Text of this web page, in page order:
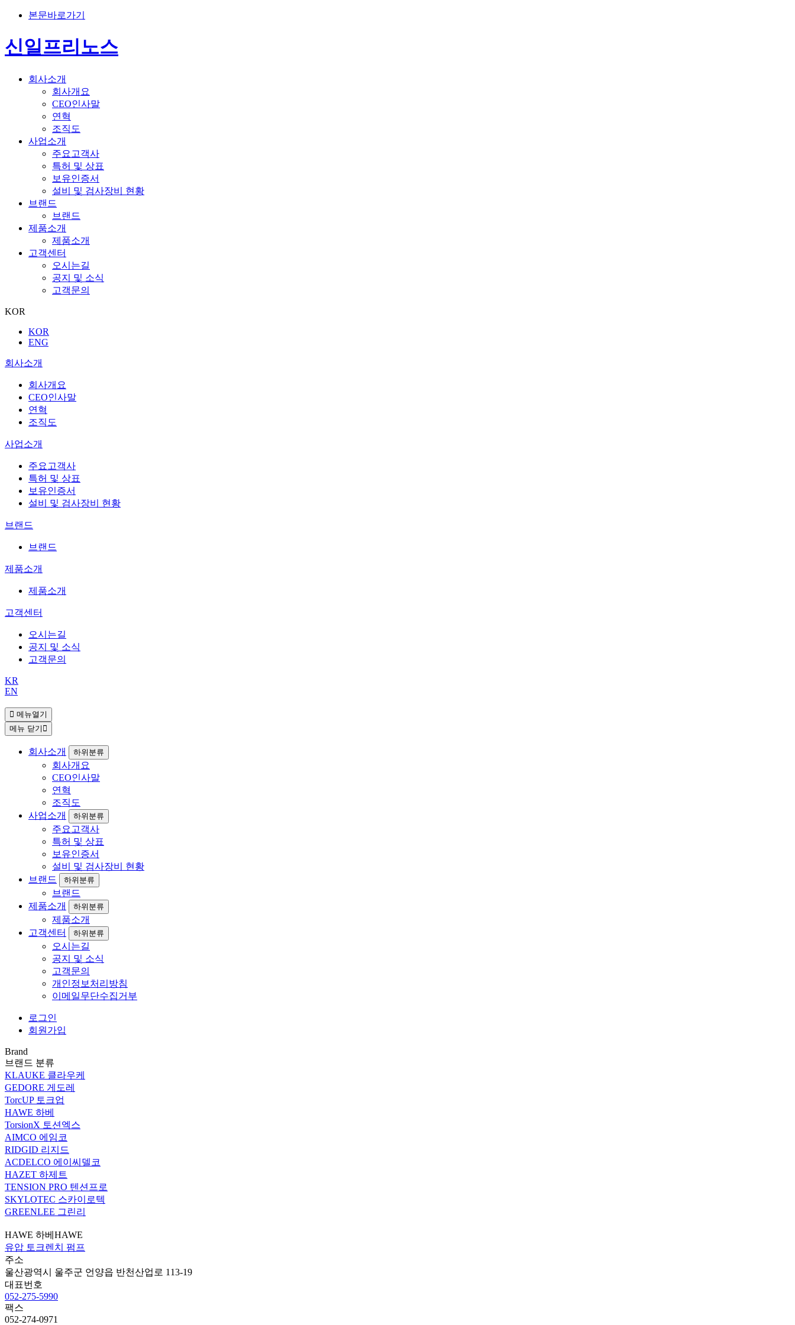
본문바로가기
신일프리노스
회사소개
회사개요
CEO인사말
연혁
조직도
사업소개
주요고객사
특허 및 상표
보유인증서
설비 및 검사장비 현황
브랜드
브랜드
제품소개
제품소개
고객센터
오시는길
공지 및 소식
고객문의
KOR
KOR
ENG
회사소개
회사개요
CEO인사말
연혁
조직도
사업소개
주요고객사
특허 및 상표
보유인증서
설비 및 검사장비 현황
브랜드
브랜드
제품소개
제품소개
고객센터
오시는길
공지 및 소식
고객문의
KR
EN
메뉴열기
메뉴 닫기
회사소개 하위분류
회사개요
CEO인사말
연혁
조직도
사업소개
하위분류
주요고객사
특허 및 상표
보유인증서
설비 및 검사장비 현황
브랜드
하위분류
브랜드
제품소개
하위분류
제품소개
고객센터
하위분류
오시는길
공지 및 소식
고객문의
개인정보처리방침
이메일무단수집거부
로그인
회원가입
Brand
브랜드 분류
KLAUKE 클라우케
GEDORE 게도레
TorcUP 토크업
HAWE 하베
TorsionX 토션엑스
AIMCO 에임코
RIDGID 리지드
ACDELCO 에이씨델코
HAZET 하제트
TENSION PRO 텐션프로
SKYLOTEC 스카이로텍
GREENLEE 그린리
HAWE 하베 HAWE
유압 토크렌치 펌프
주소
울산광역시 울주군 언양읍 반천산업로 113-19
대표번호
052-275-5990
팩스
052-274-0971